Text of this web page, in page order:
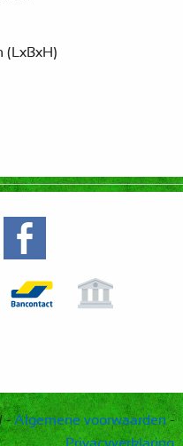
(LxBxH)
-Algemene voorwaarden-